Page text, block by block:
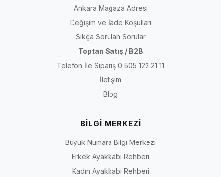
Ankara Mağaza Adresi
Değişim ve İade Koşulları
Sıkça Sorulan Sorular
Toptan Satış / B2B
Telefon İle Sipariş 0 505 122 21 11
İletişim
Blog
BİLGİ MERKEZİ
Büyük Numara Bilgi Merkezi
Erkek Ayakkabı Rehberi
Kadın Ayakkabı Rehberi